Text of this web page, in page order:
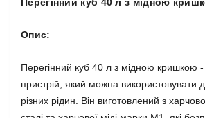
Опис:
Перегінний куб 40 л з мідною кришкою -
пристрій, який можна використовувати
різних рідин. Він виготовлений з